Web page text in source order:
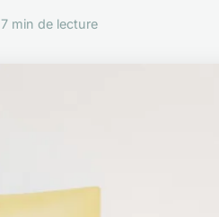
7 min de lecture